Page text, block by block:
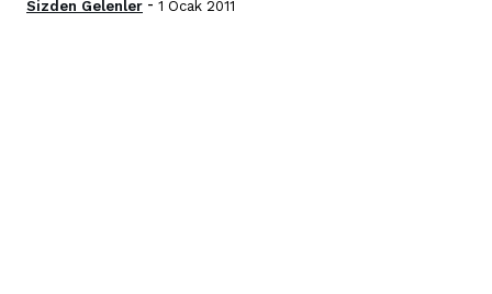
Sizden Gelenler - 1 Ocak 2011